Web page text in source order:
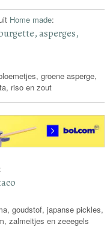
Home made:
asperges,
groene asperge,
riso en zout
:
goudstof, japanse pickles,
zalmeitjes en zeeegels